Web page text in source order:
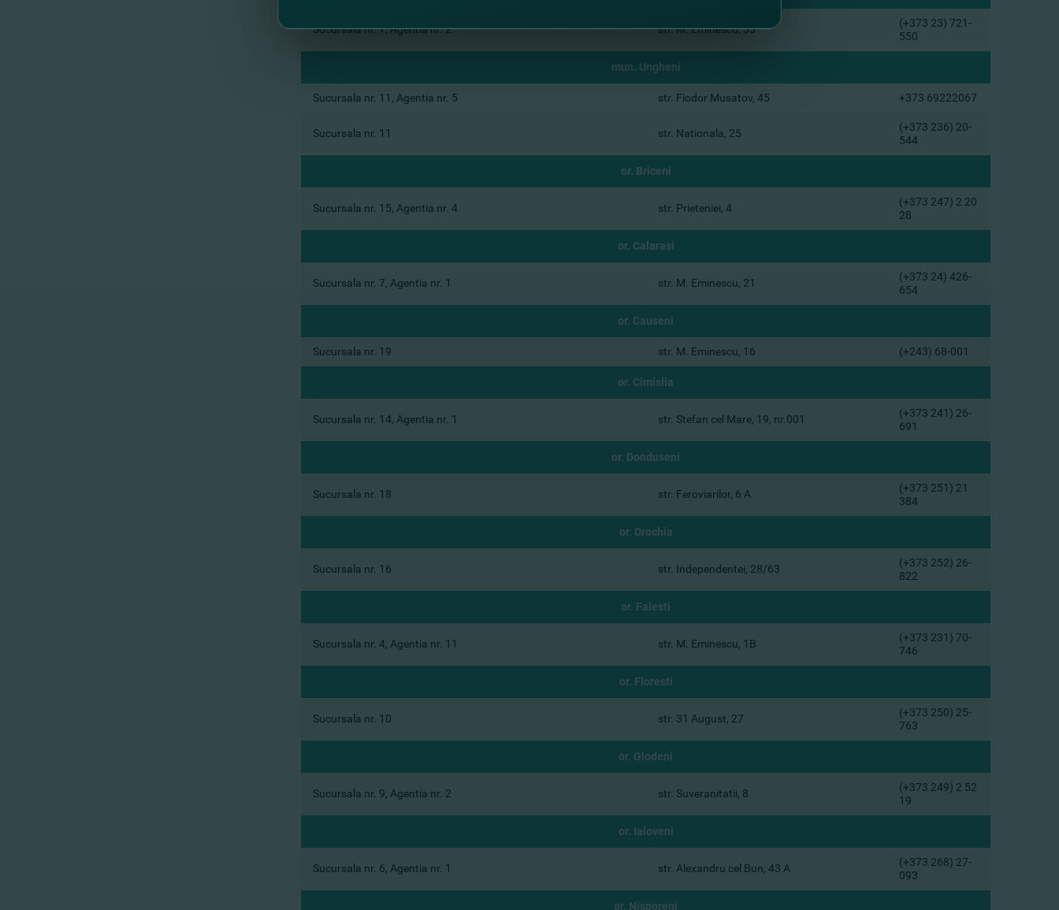
Sucursala nr. 7, Agentia nr. 2 str. M. Eminescu, 33
(+373 23) 721-
550
mun. Ungheni
Sucursala nr. 11, Agentia nr. 5 str. Fiodor Musatov, 45 +373 69222067
Sucursala nr. 11 str. Nationala, 25
(+373 236) 20-
544
or. Briceni
Sucursala nr. 15, Agentia nr. 4 str. Prieteniei, 4
(+373 247) 2 20
28
or. Calarasi
Sucursala nr. 7, Agentia nr. 1 str. M. Eminescu, 21
(+373 24) 426-
654
or. Causeni
Sucursala nr. 19 str. M. Eminescu, 16 (+243) 68-001
or. Cimislia
Sucursala nr. 14, Agentia nr. 1 str. Stefan cel Mare, 19, nr.001
(+373 241) 26-
691
or. Donduseni
Sucursala nr. 18 str. Feroviarilor, 6 A
(+373 251) 21
384
or. Drochia
Sucursala nr. 16 str. Independentei, 28/63
(+373 252) 26-
822
or. Falesti
Sucursala nr. 4, Agentia nr. 11 str. M. Eminescu, 1B
(+373 231) 70-
746
or. Floresti
Sucursala nr. 10 str. 31 August, 27
(+373 250) 25-
763
or. Glodeni
Sucursala nr. 9, Agentia nr. 2 str. Suveranitatii, 8
(+373 249) 2 52
19
or. Ialoveni
Sucursala nr. 6, Agentia nr. 1 str. Alexandru cel Bun, 43 A
(+373 268) 27-
093
or. Nisporeni